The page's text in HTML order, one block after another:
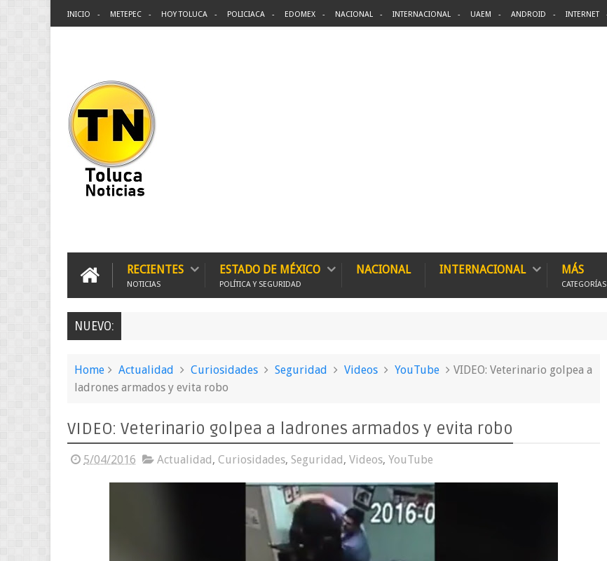
INICIO METEPEC HOY TOLUCA POLICIACA EDOMEX NACIONAL INTERNACIONAL UAEM ANDROID INTERNET
RECIENTES
NOTICIAS
ESTADO DE MÉXICO
POLÍTICA Y SEGURIDAD
NACIONAL INTERNACIONAL MÁS
CATEGORÍAS
NUEVO:
Home Actualidad Curiosidades Seguridad Videos YouTube
VIDEO: Veterinario golpea a
ladrones armados y evita robo
VIDEO: Veterinario golpea a ladrones armados y evita robo
5/04/2016 Actualidad, Curiosidades, Seguridad, Videos, YouTube